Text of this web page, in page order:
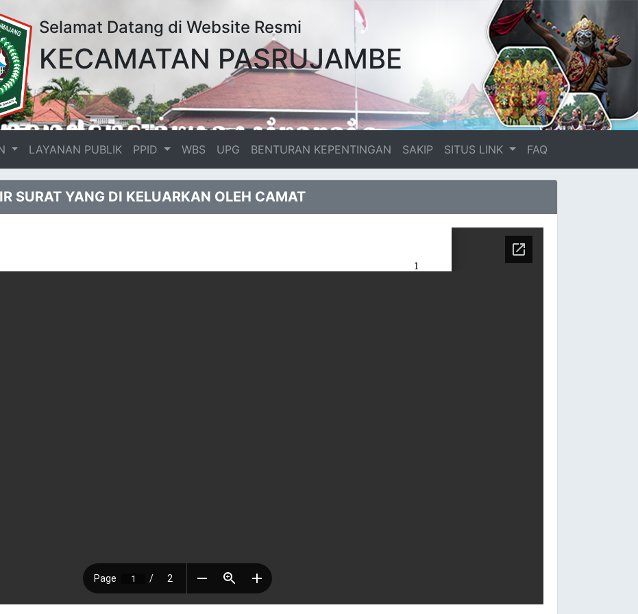
Selamat Datang di Website Resmi
KECAMATAN PASRUJAMBE
LAYANAN PUBLIK PPID WBS UPG BENTURAN KEPENTINGAN SAKIP SITUS LINK FAQ
SURAT YANG DI KELUARKAN OLEH CAMAT